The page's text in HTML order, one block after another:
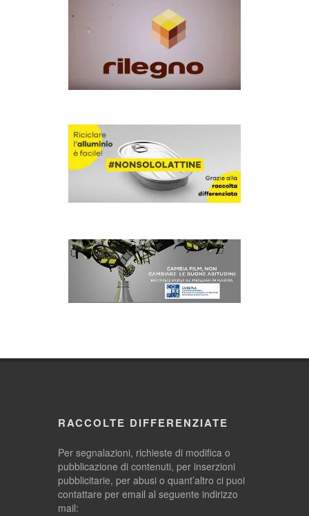
RACCOLTE DIFFERENZIATE
Per segnalazioni, richieste di modifica o
pubblicazione di contenuti, per inserzioni
pubblicitarie, per abusi o quant’altro ci puoi
contattare per email al seguente indirizzo
mail: